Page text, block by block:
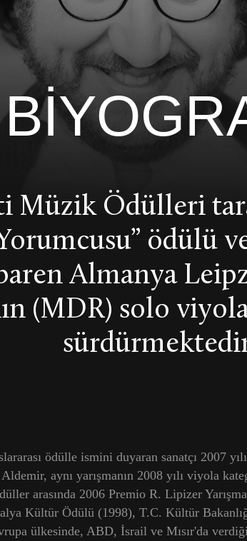
Müzik Ödülleri
ödülü
Almanya
(MDR) solo
ödülle ismini duyaran sanatçı 2007
aynı yarışmanın 2008 yılı viyola
arasında 2006 Premio R. Lipizer
Kültür Ödülü (1998), T.C. Kültür
ülkesinde, ABD, İsrail ve Mısır'da